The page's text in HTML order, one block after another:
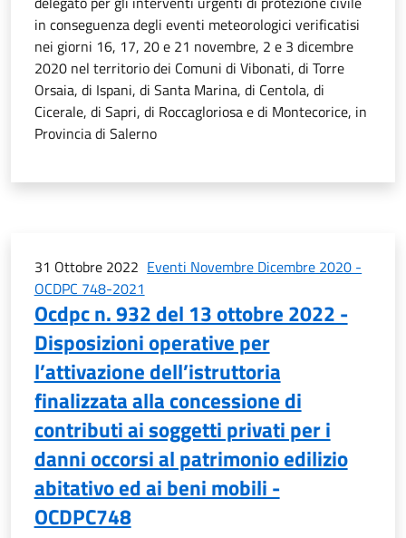
in conseguenza degli eventi meteorologici verificatisi
nei giorni 16, 17, 20 e 21 novembre, 2 e 3 dicembre
2020 nel territorio dei Comuni di Vibonati, di Torre
Orsaia, di Ispani, di Santa Marina, di Centola, di
Cicerale, di Sapri, di Roccagloriosa e di Montecorice, in
Provincia di Salerno
31 Ottobre 2022 Eventi Novembre Dicembre 2020 -
OCDPC 748-2021
Ocdpc n. 932 del 13 ottobre 2022 -
Disposizioni operative per
l’attivazione dell’istruttoria
finalizzata alla concessione di
contributi ai soggetti privati per i
danni occorsi al patrimonio edilizio
abitativo ed ai beni mobili -
OCDPC748